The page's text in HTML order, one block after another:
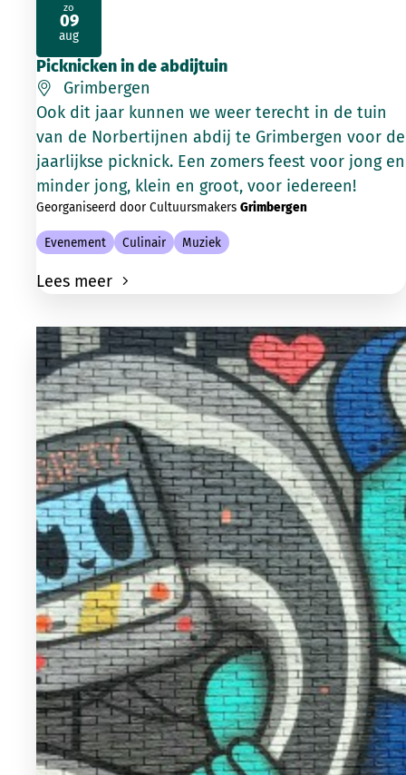
Picknicken in de abdijtuin
Grimbergen
Ook dit jaar kunnen we weer terecht in de tuin
van de Norbertijnen abdij te Grimbergen voor de
jaarlijkse picknick. Een zomers feest voor jong en
minder jong, klein en groot, voor iedereen!
Georganiseerd door Cultuursmakers Grimbergen
Evenement Culinair Muziek
Lees meer
zo
09
aug
2026